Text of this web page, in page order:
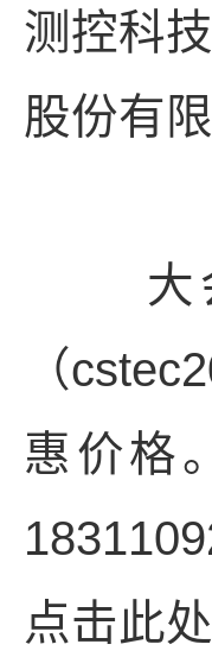
测控科
股份有
大会
（
惠价格
点击此